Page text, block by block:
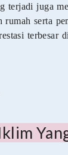
terjadi juga
serta
terbesar